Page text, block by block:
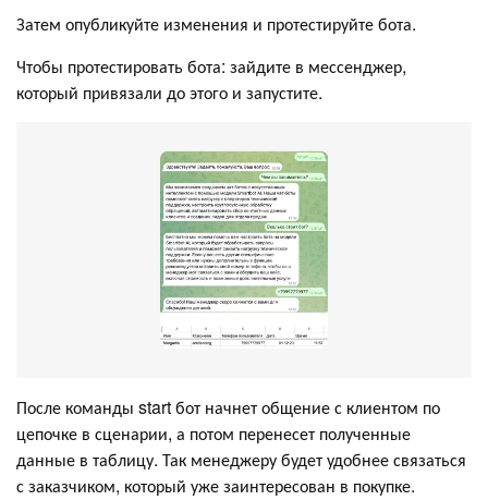
Затем опубликуйте изменения и протестируйте бота.
Чтобы протестировать бота: зайдите в мессенджер,
который привязали до этого и запустите.
После команды start бот начнет общение с клиентом по
цепочке в сценарии, а потом перенесет полученные
данные в таблицу. Так менеджеру будет удобнее связаться
с заказчиком, который уже заинтересован в покупке.